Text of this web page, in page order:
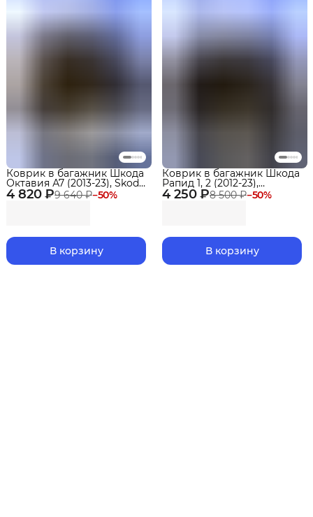
4 820 ₽9 640 ₽−50%
Коврик в багажник Шкода
Октавия А7 (2013-23), Skoda
Octavia
В корзину
4 250 ₽8 500 ₽−50%
Коврик в багажник Шкода
Рапид 1, 2 (2012-23),
Фольксваген Поло 6
Лифтбек (2020-23)
В корзину